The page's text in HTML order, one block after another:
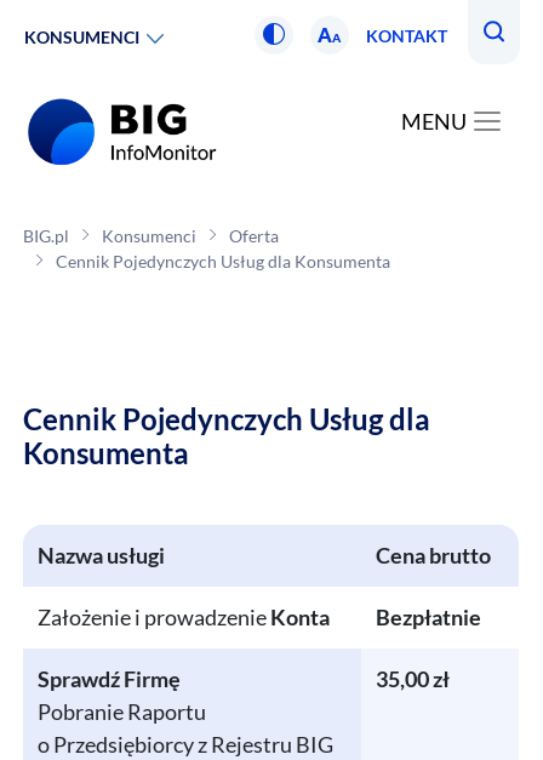
KONSUMENCI AA KONTAKT
MENU
BIG.pl Konsumenci
Oferta
Cennik Pojedynczych Usług dla Konsumenta
Cennik Pojedynczych Usług dla
Konsumenta
Nazwa usługi Cena brutto
Założenie i prowadzenieKonta Bezpłatnie
Sprawdź Firmę
Pobranie Raportu
o Przedsiębiorcy z Rejestru BIG
35,00 zł